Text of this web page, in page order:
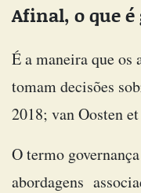
Afinal, o que é
É a maneira que os
tomam decisões
2018; van Oosten
O termo
abordagens